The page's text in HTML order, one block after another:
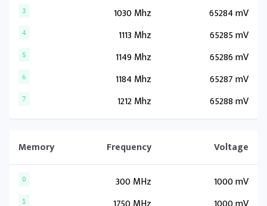
3 1030 Mhz 65284 mV
4 1113 Mhz 65285 mV
5 1149 Mhz 65286 mV
6 1184 Mhz 65287 mV
7 1212 Mhz 65288 mV
Memory Frequency Voltage
0 300 MHz 1000 mV
1